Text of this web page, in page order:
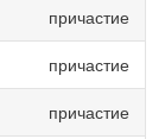
причастие
причастие
причастие